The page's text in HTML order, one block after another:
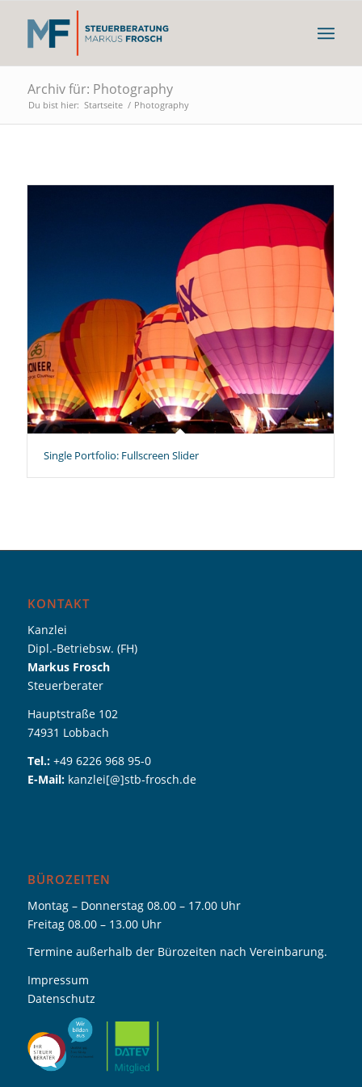
Archiv für: Photography
Du bist hier: Startseite / Photography
Single Portfolio: Fullscreen Slider
KONTAKT
Kanzlei
Dipl.-Betriebsw. (FH)
Markus Frosch
Steuerberater
Hauptstraße 102
74931 Lobbach
Tel.: +49 6226 968 95-0
E-Mail: kanzlei[@]stb-frosch.de
BÜROZEITEN
Montag – Donnerstag 08.00 – 17.00 Uhr
Freitag 08.00 – 13.00 Uhr
Termine außerhalb der Bürozeiten nach Vereinbarung.
Impressum
Datenschutz